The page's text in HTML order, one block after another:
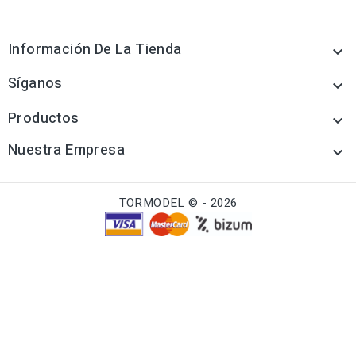
Información De La Tienda 
Síganos 
Productos 
Nuestra Empresa 
TORMODEL © - 2026